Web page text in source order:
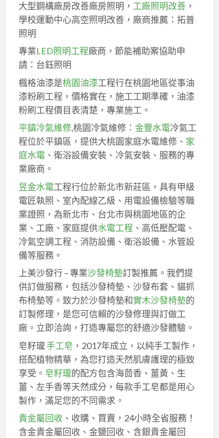
大型鋼構廠房改善廠房照明， 工廠照明改善，
學校運動中心高空照明改善，廠商推薦：拓普
照明
專業LED照明工程廠商，節能補助案協助申
請：台鈺照明
楓格油漆是桃園油漆工程行在桃園地區從事油
漆粉刷工程，價格實在，施工工期準確，油漆
粉刷工程價目表清楚，專業施工。
平鎮冷氣維修,桃園冷氣維修： 金豐水電冷氣工
程位於平鎮區，提供大桃園家庭水電維修、 家
庭水電、衛浴設備安裝、冷氣安裝、服務的專
業廠商。
昱金水電工程行位於新北市新莊區，具有甲級
電匠執照、室內配線乙級、用電設備檢驗等職
業證照，為新北市、台北市與桃園地區的企
業、工廠、家庭提供水電工程 、高低壓配電、
冷氣空調工程、消防設備、衛浴設備、水管設
備等服務。
上美沙發行 – 專業沙發椅墊訂製推薦。我們提
供訂做服務，包括沙發椅墊、沙發布套、貓抓
布椅墊等。致力於沙發椅墊和實木沙發椅墊的
訂製修理，是您可信賴的沙發修理與訂做工
廠。立即洽詢，打造專屬您的舒適沙發體驗。
皂籽瓏手工皂 ，2017年成立，以純手工製作，
搭配植物精華，為您打造天然肌膚護理的極致
享受。 皂籽瓏的配方包含海茴香、薑黃、生
薑、左手香等天然成分，每款手工皂都是用心
製作，滿足您的不同需求。
貴金屬回收、收購、買賣，24小時全省服務！
含金貴金屬回收、金鹽回收、含銀貴金屬回